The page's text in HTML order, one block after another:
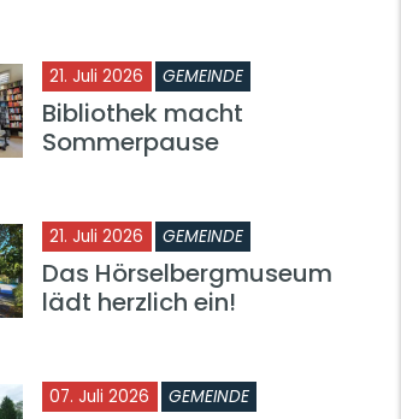
21. Juli 2026 GEMEINDE
Bibliothek macht
Sommerpause
21. Juli 2026 GEMEINDE
Das Hörselbergmuseum
lädt herzlich ein!
07. Juli 2026 GEMEINDE